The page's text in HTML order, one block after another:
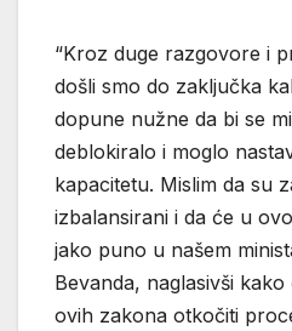
“Kroz duge razgovore i
došli smo do zaključka
dopune nužne da bi se
deblokiralo i moglo
kapacitetu. Mislim da su
izbalansirani i da će u
jako puno u našem
Bevanda, naglasivši
ovih zakona otkočiti